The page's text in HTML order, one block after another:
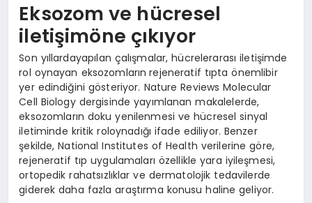
Eksozom ve hücresel
iletişimöne çıkıyor
Son yıllardayapılan çalışmalar, hücrelerarası iletişimde
rol oynayan eksozomların rejeneratif tıpta önemlibir
yer edindiğini gösteriyor. Nature Reviews Molecular
Cell Biology dergisinde yayımlanan makalelerde,
eksozomların doku yenilenmesi ve hücresel sinyal
iletiminde kritik roloynadığı ifade ediliyor. Benzer
şekilde, National Institutes of Health verilerine göre,
rejeneratif tıp uygulamaları özellikle yara iyileşmesi,
ortopedik rahatsızlıklar ve dermatolojik tedavilerde
giderek daha fazla araştırma konusu haline geliyor.